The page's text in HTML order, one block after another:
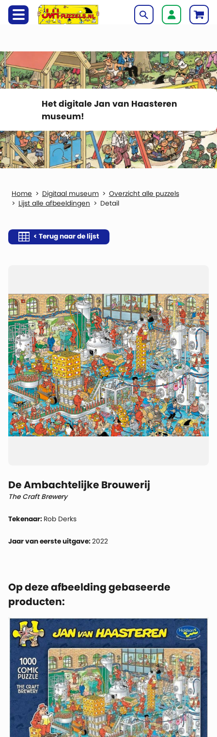
Het digitale Jan van Haasteren
museum!
Digitaal museum
Overzicht alle puzzels
Lijst alle afbeeldingen
Detail
< Terug naar de lijst
De Ambachtelijke Brouwerij
The Craft Brewery
Tekenaar: Rob Derks
Jaar van eerste uitgave:2022
Op deze afbeelding gebaseerde
producten: